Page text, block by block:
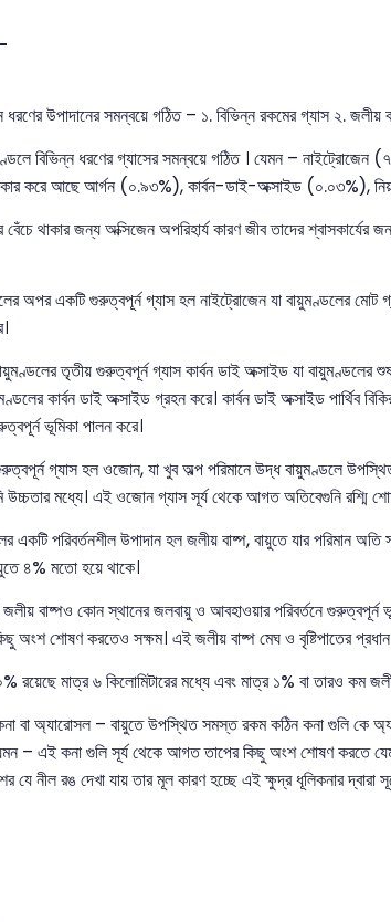
উপাদানের সমন্বয়ে গঠিত – ১. বিভিন্ন রকমের গ্যাস ২. জলীয়
বিভিন্ন ধরণের গ্যাসের সমন্বয়ে গঠিত । যেমন –
করে আছে আর্গন (০.৯৩%), কার্বন-ডাই-অক্সাইড (০.০৩%),
থাকার জন্য অক্সিজেন অপরিহার্য কারণ জীব তাদের
অপর একটি গুরুত্বপূর্ন গ্যাস হল নাইট্রোজেন যা বায়ুমণ্ডলের
তৃতীয় গুরুত্বপূর্ন গ্যাস কার্বন ডাই অক্সাইড যা
কার্বন ডাই অক্সাইড গ্রহন করে। কার্বন ডাই অক্সাইড পার্থিব
ভূমিকা পালন করে।
গ্যাস হল ওজোন, যা খুব অল্প পরিমানে উদ্ধ বায়ুমণ্ডলে
উচ্চতার মধ্যে। এই ওজোন গ্যাস সূর্য থেকে আগত অতিবেগুনি রশ্মি
একটি পরিবর্তনশীল উপাদান হল জলীয় বাষ্প, বায়ুতে যার পরিমান
৪% মতো হয়ে থাকে।
বাষ্পও কোন স্থানের জলবায়ু ও আবহাওয়ার পরিবর্তনে গুরুত্বপূর্ন
অংশ শোষণ করতেও সক্ষম। এই জলীয় বাষ্প মেঘ ও বৃষ্টিপাতের
রয়েছে মাত্র ৬ কিলোমিটারের মধ্যে এবং মাত্র ১% বা তারও কম
বা অ্যারোসল – বায়ুতে উপস্থিত সমস্ত রকম কঠিন কনা গুলি কে
– এই কনা গুলি সূর্য থেকে আগত তাপের কিছু অংশ শোষণ করতে
যে নীল রঙ দেখা যায় তার মূল কারণ হচ্ছে এই ক্ষুদ্র ধূলিকনার